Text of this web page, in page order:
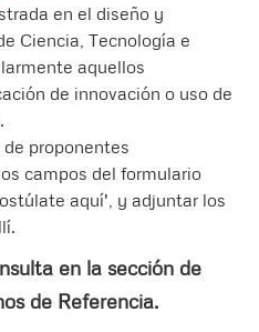
en el diseño y
Ciencia, Tecnología e
aquellos
de innovación o uso de
proponentes
campos del formulario
aquí', y adjuntar los
en la sección de
de Referencia.